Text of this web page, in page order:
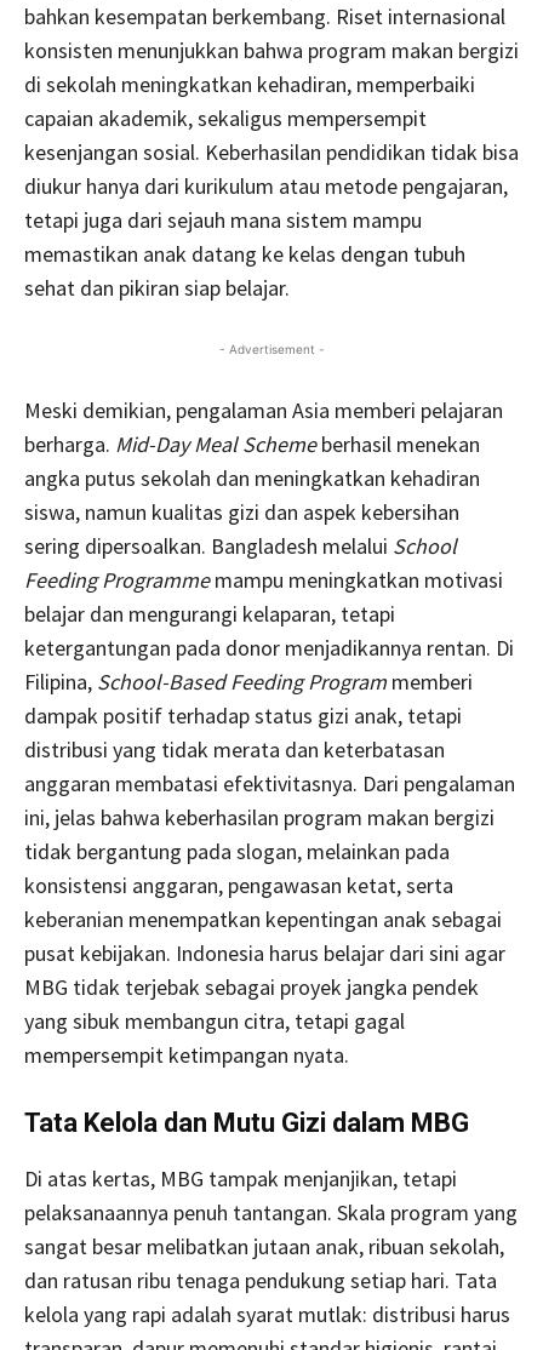
bahkan kesempatan berkembang. Riset internasional
konsisten menunjukkan bahwa program makan bergizi
di sekolah meningkatkan kehadiran, memperbaiki
capaian akademik, sekaligus mempersempit
kesenjangan sosial. Keberhasilan pendidikan tidak bisa
diukur hanya dari kurikulum atau metode pengajaran,
tetapi juga dari sejauh mana sistem mampu
memastikan anak datang ke kelas dengan tubuh
sehat dan pikiran siap belajar.
- Advertisement -
Meski demikian, pengalaman Asia memberi pelajaran
berharga. Mid-Day Meal Schemeberhasil menekan
angka putus sekolah dan meningkatkan kehadiran
siswa, namun kualitas gizi dan aspek kebersihan
sering dipersoalkan. Bangladesh melalui School
Feeding Programmemampu meningkatkan motivasi
belajar dan mengurangi kelaparan, tetapi
ketergantungan pada donor menjadikannya rentan. Di
Filipina, School-Based Feeding Program memberi
dampak positif terhadap status gizi anak, tetapi
distribusi yang tidak merata dan keterbatasan
anggaran membatasi efektivitasnya. Dari pengalaman
ini, jelas bahwa keberhasilan program makan bergizi
tidak bergantung pada slogan, melainkan pada
konsistensi anggaran, pengawasan ketat, serta
keberanian menempatkan kepentingan anak sebagai
pusat kebijakan. Indonesia harus belajar dari sini agar
MBG tidak terjebak sebagai proyek jangka pendek
yang sibuk membangun citra, tetapi gagal
mempersempit ketimpangan nyata.
Tata Kelola dan Mutu Gizi dalam MBG
Di atas kertas, MBG tampak menjanjikan, tetapi
pelaksanaannya penuh tantangan. Skala program yang
sangat besar melibatkan jutaan anak, ribuan sekolah,
dan ratusan ribu tenaga pendukung setiap hari. Tata
kelola yang rapi adalah syarat mutlak: distribusi harus